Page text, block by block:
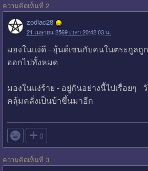
ความคิดเห็นที่ 2
zodiac28
21 เมษายน 2569 เวลา 20:42:03 น.
มองในแง่ดี - ฮุ้นด์เซนกับคนในตระกูลถู
ออกไปทั้งหมด
มองในแง่ร้าย - อยู่กันอย่างนี้ไปเรื่อยๆ
คลุ้มคลั่งเป็นบ้าขึ้นมาอีก
 0
ความคิดเห็นที่ 3